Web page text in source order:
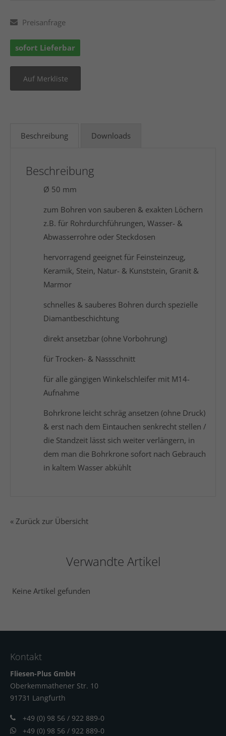
Preisanfrage
sofort Lieferbar
Beschreibung Downloads
Beschreibung
Ø 50 mm
zum Bohren von sauberen & exakten Löchern
z.B. für Rohrdurchführungen, Wasser- &
Abwasserrohre oder Steckdosen
hervorragend geeignet für Feinsteinzeug,
Keramik, Stein, Natur- & Kunststein, Granit &
Marmor
schnelles & sauberes Bohren durch spezielle
Diamantbeschichtung
direkt ansetzbar (ohne Vorbohrung)
für Trocken- & Nassschnitt
für alle gängigen Winkelschleifer mit M14-
Aufnahme
Bohrkrone leicht schräg ansetzen (ohne Druck)
& erst nach dem Eintauchen senkrecht stellen /
die Standzeit lässt sich weiter verlängern, in
dem man die Bohrkrone sofort nach Gebrauch
in kaltem Wasser abkühlt
« Zurück zur Übersicht
Verwandte Artikel
Keine Artikel gefunden
Kontakt
Fliesen-Plus GmbH
Oberkemmathener Str. 10
91731 Langfurth
+49 (0) 98 56 / 922 889-0
+49 (0) 98 56 / 922 889-0